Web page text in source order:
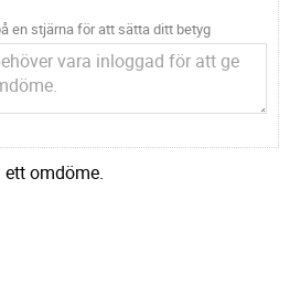
en stjärna för att sätta ditt betyg
omdöme.